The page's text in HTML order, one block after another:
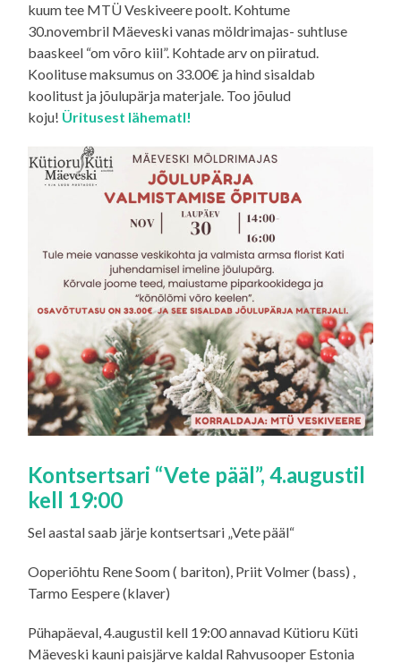
kuum tee MTÜ Veskiveere poolt. Kohtume
30.novembril Mäeveski vanas möldrimajas- suhtluse
baaskeel “om võro kiil”. Kohtade arv on piiratud.
Koolituse maksumus on 33.00€ ja hind sisaldab
koolitust ja jõulupärja materjale. Too jõulud
koju! Üritusest lähematl!
Kontsertsari “Vete pääl”, 4.augustil
kell 19:00
Sel aastal saab järje kontsertsari „Vete pääl“
Ooperiõhtu Rene Soom ( bariton), Priit Volmer (bass) ,
Tarmo Eespere (klaver)
Pühapäeval, 4.augustil kell 19:00 annavad Kütioru Küti
Mäeveski kauni paisjärve kaldal Rahvusooper Estonia